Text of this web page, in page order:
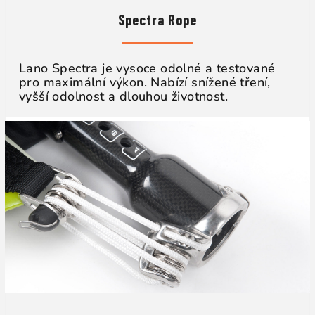
Spectra Rope
Lano Spectra je vysoce odolné a testované
pro maximální výkon. Nabízí snížené tření,
vyšší odolnost a dlouhou životnost.